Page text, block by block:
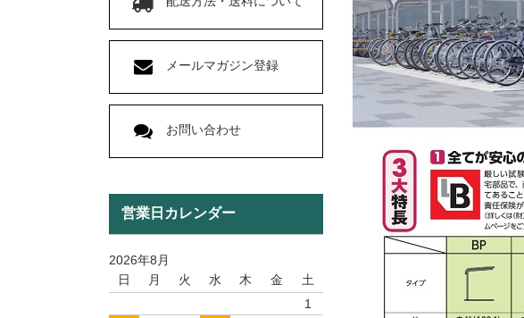
メールマガジン登録
お問い合わせ
営業日カレンダー
2026年8月
日
月 火 水 木 金
土
1